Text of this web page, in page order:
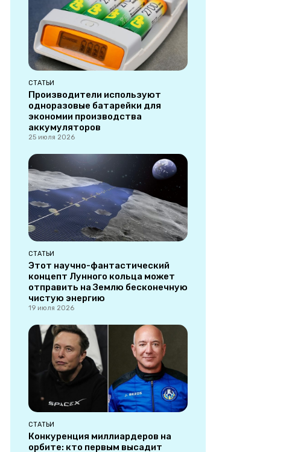
СТАТЬИ
Производители используют
одноразовые батарейки для
экономии производства
аккумуляторов
25 июля 2026
СТАТЬИ
Этот научно-фантастический
концепт Лунного кольца может
отправить на Землю бесконечную
чистую энергию
19 июля 2026
СТАТЬИ
Конкуренция миллиардеров на
орбите: кто первым высадит